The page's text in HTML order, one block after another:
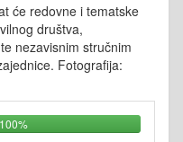
će redovne i tematske
društva,
nezavisnim stručnim
Fotografija:
100%